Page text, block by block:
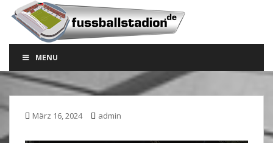
o
a
MENU
März 16, 2024 admin